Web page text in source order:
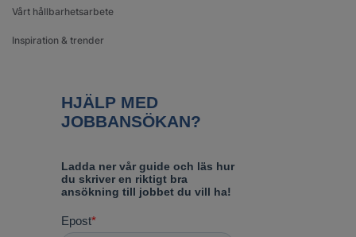
Vårt hållbarhetsarbete
Inspiration & trender